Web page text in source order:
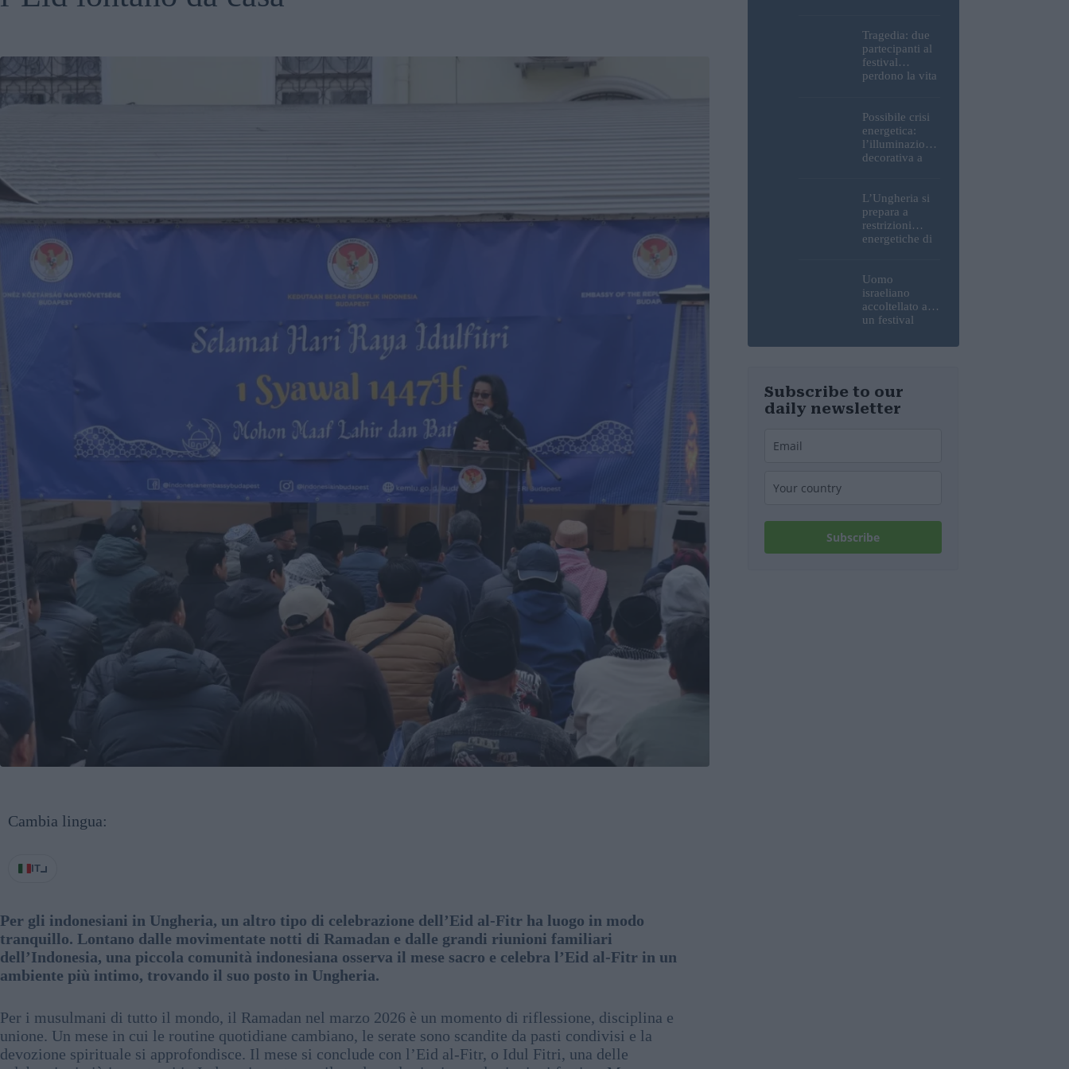
Cambia lingua:
IT
Per gli indonesiani in Ungheria, un altro tipo di celebrazione dell’Eid al-Fitr ha luogo in modo
tranquillo. Lontano dalle movimentate notti di Ramadan e dalle grandi riunioni familiari
dell’Indonesia, una piccola comunità indonesiana osserva il mese sacro e celebra l’Eid al-Fitr in un
ambiente più intimo, trovando il suo posto in Ungheria.
Per i musulmani di tutto il mondo, il Ramadan nel marzo 2026 è un momento di riflessione, disciplina e
unione. Un mese in cui le routine quotidiane cambiano, le serate sono scandite da pasti condivisi e la
devozione spirituale si approfondisce. Il mese si conclude con l’Eid al-Fitr, o Idul Fitri, una delle
Buda e della
Cittadella
verranno
spente
Tragedia: due
partecipanti al
festival
perdono la vita
Ungheria
Possibile crisi
energetica:
l’illuminazione
decorativa a
spenta!
L’Ungheria si
prepara a
restrizioni
energetiche di
nucleare di
Paks potrebbe
chiudere
questo fine
Uomo
israeliano
accoltellato a
un festival
Subscribe to our
daily newsletter
Subscribe